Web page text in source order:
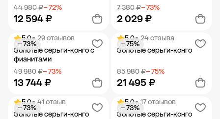
44 980 ₽− 72%
12 594 ₽
Добавить в корзину
7 380 ₽− 73%
2 029 ₽
Добавить в корзину
5.0• 29 отзывов
Золотые серьги-конго с
фианитами
49 980 ₽− 73%
13 744 ₽
− 73%
Добавить в корзину
5.0• 24 отзыва
Золотые серьги-конго
85 980 ₽− 75%
21 495 ₽
− 75%
Добавить в корзину
5.0• 41 отзыв
Золотые серьги-конго
− 73%
5.0• 17 отзывов
Золотые серьги-конго
− 73%